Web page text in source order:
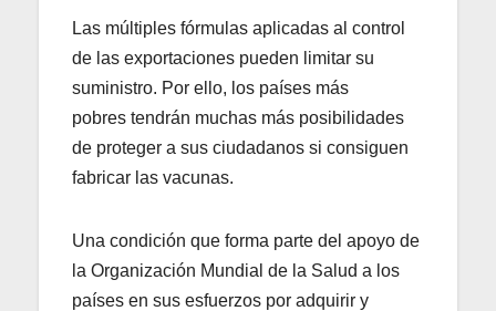
Las múltiples fórmulas aplicadas al control
de las exportaciones pueden limitar su
suministro. Por ello, los países más
pobres tendrán muchas más posibilidades
de proteger a sus ciudadanos si consiguen
fabricar las vacunas.
Una condición que forma parte del apoyo de
la Organización Mundial de la Salud a los
países en sus esfuerzos por adquirir y